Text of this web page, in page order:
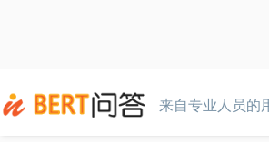
来自专业人员的